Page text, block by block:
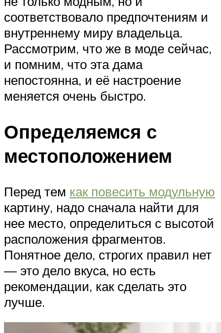
соответствовало предпочтениям и
внутреннему миру владельца.
Рассмотрим, что же в моде сейчас,
и помним, что эта дама
непостоянна, и её настроение
меняется очень быстро.
Определяемся с
местоположением
Перед тем как повесить модульную
картину, надо сначала найти для
нее место, определиться с высотой
расположения фрагментов.
Понятное дело, строгих правил нет
— это дело вкуса, но есть
рекомендации, как сделать это
лучше.